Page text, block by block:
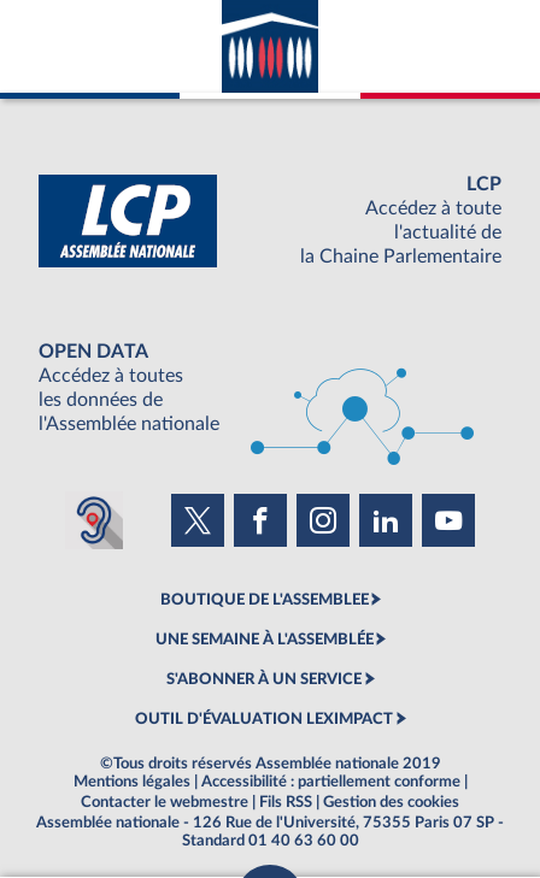
LCP
Accédez à toute
l'actualité de
la Chaine Parlementaire
OPEN DATA
Accédez à toutes
les données de
l'Assemblée nationale
BOUTIQUE DE L'ASSEMBLEE
UNE SEMAINE À L'ASSEMBLÉE
S'ABONNER À UN SERVICE
OUTIL D'ÉVALUATION LEXIMPACT
©Tous droits réservés Assemblée nationale 2019
Mentions légales
Accessibilité : partiellement conforme
Contacter le webmestre
Fils RSS
Gestion des cookies
Assemblée nationale - 126 Rue de l'Université, 75355 Paris 07 SP -
Standard 01 40 63 60 00